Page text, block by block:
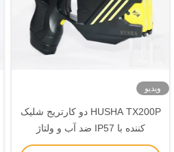
ویدیو
HUSHA TX200P دو کارتریج شلیک
کننده با IP57 ضد آب و ولتاژ
خروجی 55±5KV برای دفاع تاکتیکی